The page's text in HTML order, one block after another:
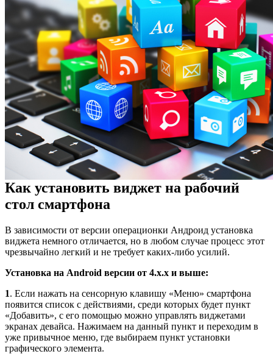
Как установить виджет на рабочий
стол смартфона
В зависимости от версии операционки Андроид установка
виджета немного отличается, но в любом случае процесс этот
чрезвычайно легкий и не требует каких-либо усилий.
Установка на Android версии от 4.х.х и выше:
1. Если нажать на сенсорную клавишу «Меню» смартфона
появится список с действиями, среди которых будет пункт
«Добавить», с его помощью можно управлять виджетами
экранах девайса. Нажимаем на данный пункт и переходим в
уже привычное меню, где выбираем пункт установки
графического элемента.